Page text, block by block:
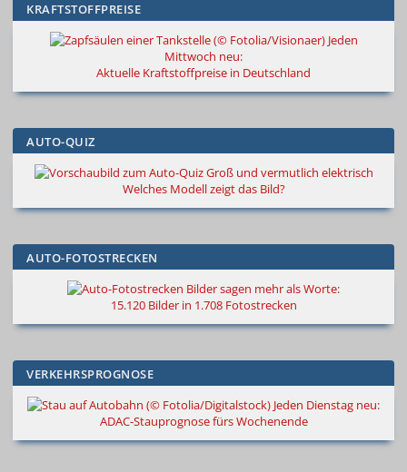
KRAFTSTOFFPREISE
Jeden
Mittwoch neu:
Aktuelle Kraftstoffpreise in Deutschland
AUTO-QUIZ
Groß und vermutlich elektrisch
Welches Modell zeigt das Bild?
AUTO-FOTOSTRECKEN
Bilder sagen mehr als Worte:
15.120 Bilder in 1.708 Fotostrecken
VERKEHRSPROGNOSE
Jeden Dienstag neu:
ADAC-Stauprognose fürs Wochenende